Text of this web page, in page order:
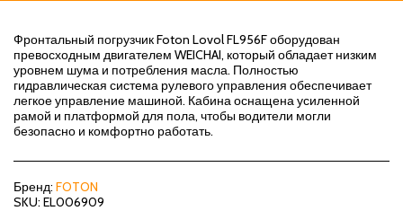
Фронтальный погрузчик Foton Lovol FL956F оборудован
превосходным двигателем WEICHAI, который обладает низким
уровнем шума и потребления масла. Полностью
гидравлическая система рулевого управления обеспечивает
легкое управление машиной. Кабина оснащена усиленной
рамой и платформой для пола, чтобы водители могли
безопасно и комфортно работать.
Бренд: FOTON
SKU: EL006909